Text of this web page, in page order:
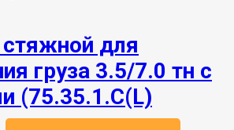
для
груза 3.5/7.0 тн с
(75.35.1.C(L)